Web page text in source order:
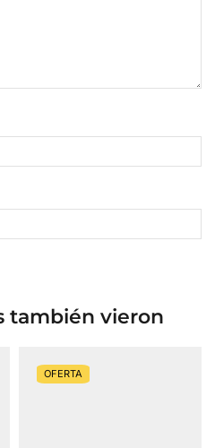
también vieron
OFERTA